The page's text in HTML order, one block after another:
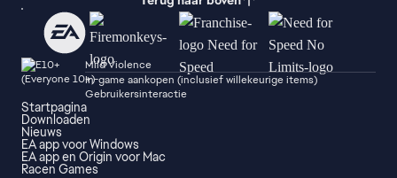
Mild Violence
In-game aankopen (inclusief willekeurige items)
Gebruikersinteractie
Startpagina
Downloaden
Nieuws
EA app voor Windows
EA app en Origin voor Mac
Racen Games